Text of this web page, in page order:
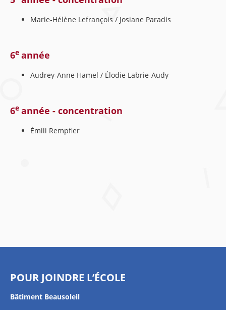
Marie-Hélène Lefrançois / Josiane Paradis
6e année
Audrey-Anne Hamel / Élodie Labrie-Audy
6e année - concentration
Émili Rempfler
POUR JOINDRE L’ÉCOLE
Bâtiment Beausoleil